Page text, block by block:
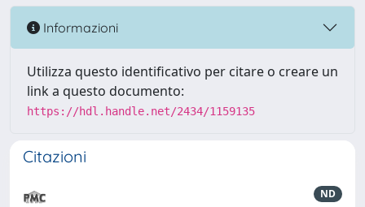
Informazioni
Utilizza questo identificativo per citare o creare un
link a questo documento:
https://hdl.handle.net/2434/1159135
Citazioni
ND